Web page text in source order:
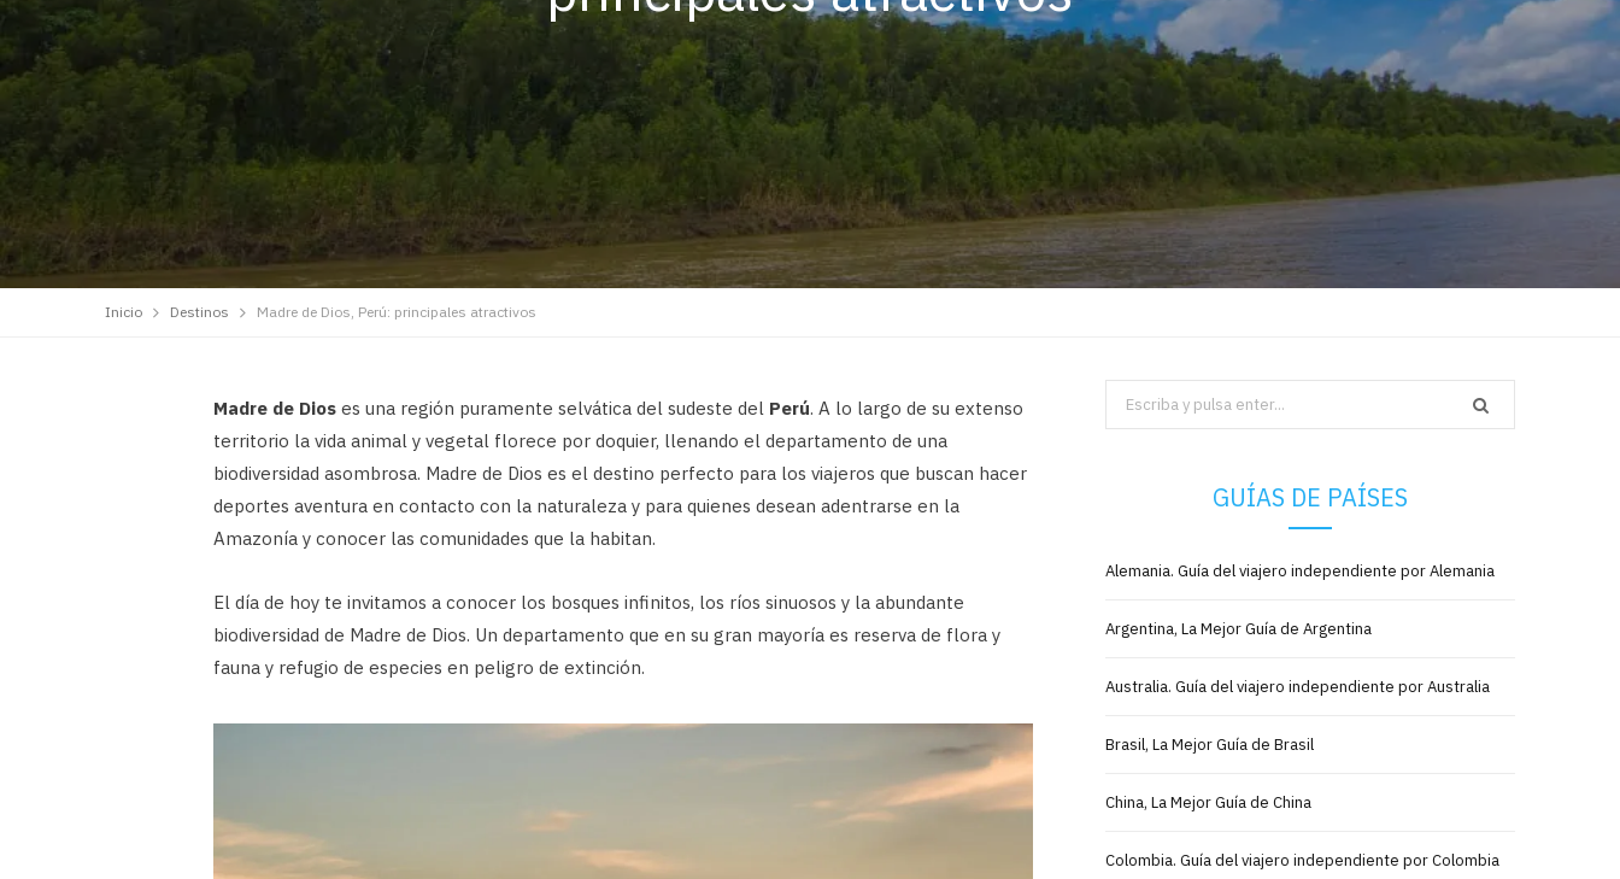
Inicio Destinos Madre de Dios, Perú: principales atractivos
Madre de Dios es una región puramente selvática del sudeste del Perú. A lo largo de su extenso
territorio la vida animal y vegetal florece por doquier, llenando el departamento de una
biodiversidad asombrosa. Madre de Dios es el destino perfecto para los viajeros que buscan hacer
deportes aventura en contacto con la naturaleza y para quienes desean adentrarse en la
Amazonía y conocer las comunidades que la habitan.
El día de hoy te invitamos a conocer los bosques infinitos, los ríos sinuosos y la abundante
biodiversidad de Madre de Dios. Un departamento que en su gran mayoría es reserva de flora y
fauna y refugio de especies en peligro de extinción.
Search
for:
GUÍAS DE PAÍSES
Alemania. Guía del viajero independiente por Alemania
Argentina, La Mejor Guía de Argentina
Australia. Guía del viajero independiente por Australia
Brasil, La Mejor Guía de Brasil
China, La Mejor Guía de China
Colombia. Guía del viajero independiente por Colombia